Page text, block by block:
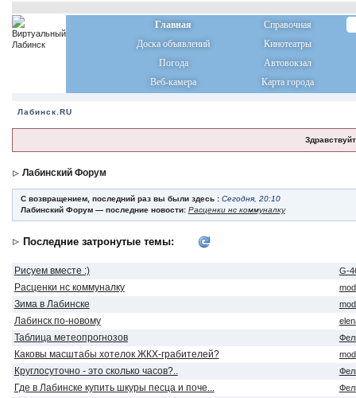
Главная
Справочная
Доска объявлений
Кинотеатры
Погода
Автовокзал
Веб-камера
Карта города
Лабинск.RU
Лабинский Форум
С возвращением, последний раз вы были здесь : Сегодня, 20:10
Лабинский Форум — последние новости: Расценки нс коммуналку
Последние затронутые темы:
Рисуем вместе :) G-
Расценки нс коммуналку
Зима в Лабинске
Лабинск по-новому
Таблица метеопрогнозов
Каковы масштабы хотелок ЖКХ-грабителей?
Круглосуточно - это сколько часов?..
Где в Лабинске купить шкуры песца и поче...